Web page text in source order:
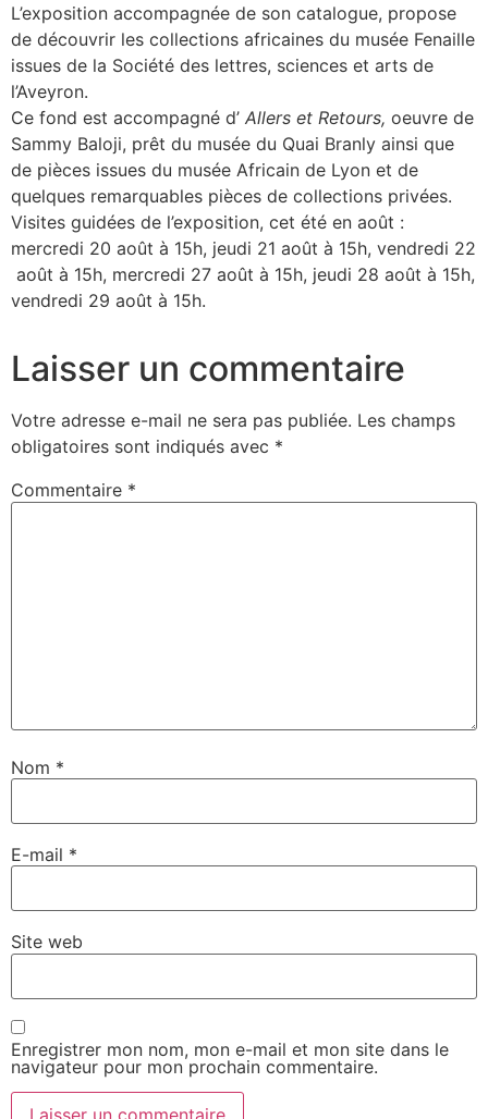
L’exposition accompagnée de son catalogue, propose
de découvrir les collections africaines du musée Fenaille
issues de la Société des lettres, sciences et arts de
l’Aveyron.
Ce fond est accompagné d’ Allers et Retours, oeuvre de
Sammy Baloji, prêt du musée du Quai Branly ainsi que
de pièces issues du musée Africain de Lyon et de
quelques remarquables pièces de collections privées.
Visites guidées de l’exposition, cet été en août :
mercredi 20 août à 15h, jeudi 21 août à 15h, vendredi 22
août à 15h, mercredi 27 août à 15h, jeudi 28 août à 15h,
vendredi 29 août à 15h.
Laisser un commentaire
Votre adresse e-mail ne sera pas publiée. Les champs
obligatoires sont indiqués avec *
Commentaire *
Nom *
E-mail *
Site web
Enregistrer mon nom, mon e-mail et mon site dans le
navigateur pour mon prochain commentaire.